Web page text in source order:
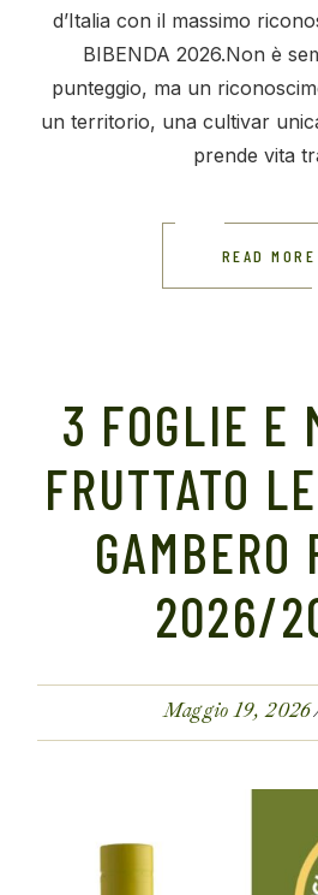
d’Italia con il massimo
BIBENDA 2026.Non è
punteggio, ma un
un territorio, una cultivar
prende vita
READ MORE
3 FOGLIE E
FRUTTATO
GAMBERO
2026/
Maggio 19, 2026